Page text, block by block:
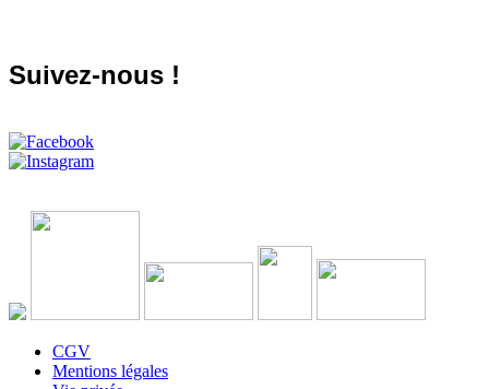
Suivez-nous !
CGV
Mentions légales